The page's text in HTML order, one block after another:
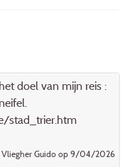
doel van mijn reis :
stad_trier.htm
Vliegher Guido op 9/04/2026